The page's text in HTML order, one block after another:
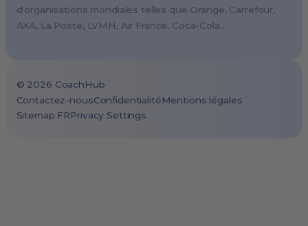
d'organisations mondiales telles que Orange, Carrefour,
AXA, La Poste, LVMH, Air France, Coca-Cola…
Lisbon, Portugal
Tokyo, Japan
Toronto, Canada
© 2026 CoachHub
Contactez-nousConfidentialitéMentions légales
Sitemap FRPrivacy Settings